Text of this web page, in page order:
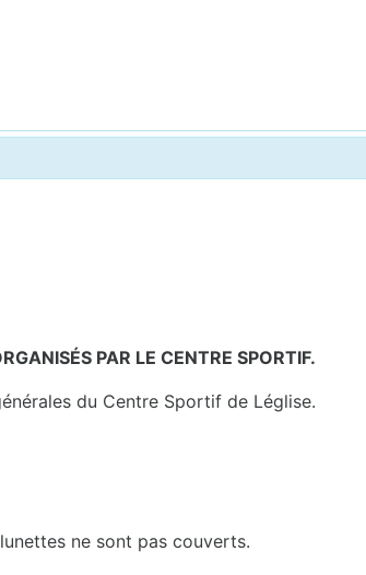
PAR LE CENTRE SPORTIF.
du Centre Sportif de Léglise.
ne sont pas couverts.